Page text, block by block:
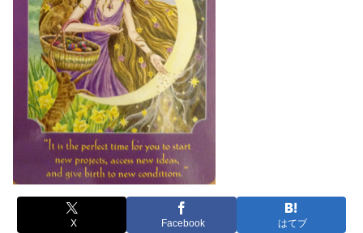
X Facebook はてブ